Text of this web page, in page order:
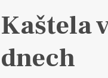
Kaštela
dnech